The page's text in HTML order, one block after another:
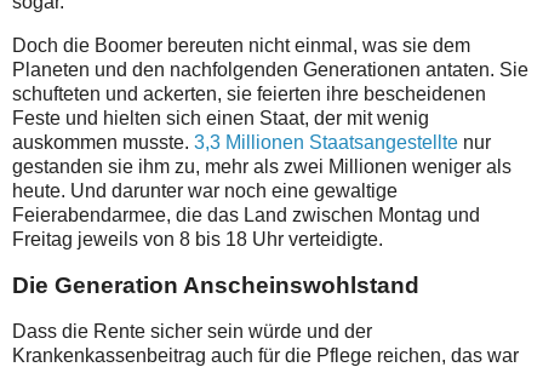
Doch die Boomer bereuten nicht einmal, was sie dem
Planeten und den nachfolgenden Generationen antaten. Sie
schufteten und ackerten, sie feierten ihre bescheidenen
Feste und hielten sich einen Staat, der mit wenig
auskommen musste. 3,3 Millionen Staatsangestellte nur
gestanden sie ihm zu, mehr als zwei Millionen weniger als
heute. Und darunter war noch eine gewaltige
Feierabendarmee, die das Land zwischen Montag und
Freitag jeweils von 8 bis 18 Uhr verteidigte.
Die Generation Anscheinswohlstand
Dass die Rente sicher sein würde und der
Krankenkassenbeitrag auch für die Pflege reichen, das war